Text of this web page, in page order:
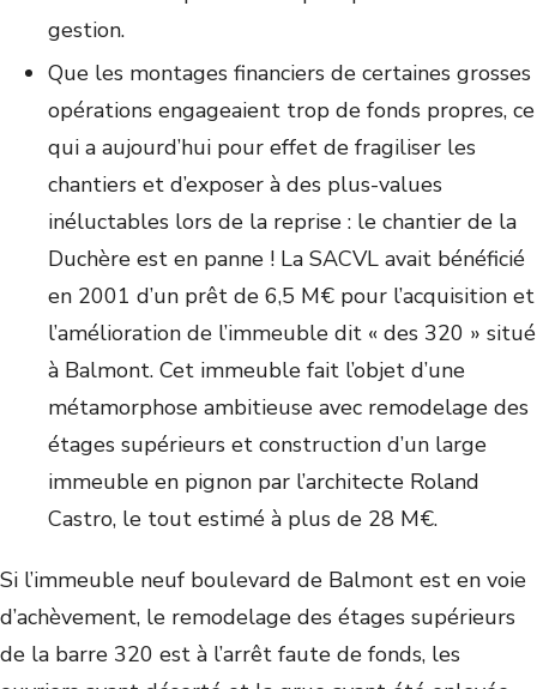
gestion.
Que les montages financiers de certaines grosses
opérations engageaient trop de fonds propres, ce
qui a aujourd’hui pour effet de fragiliser les
chantiers et d’exposer à des plus-values
inéluctables lors de la reprise : le chantier de la
Duchère est en panne ! La SACVL avait bénéficié
en 2001 d’un prêt de 6,5 M€ pour l’acquisition et
l’amélioration de l’immeuble dit « des 320 » situé
à Balmont. Cet immeuble fait l’objet d’une
métamorphose ambitieuse avec remodelage des
étages supérieurs et construction d’un large
immeuble en pignon par l’architecte Roland
Castro, le tout estimé à plus de 28 M€.
Si l’immeuble neuf boulevard de Balmont est en voie
d’achèvement, le remodelage des étages supérieurs
de la barre 320 est à l’arrêt faute de fonds, les